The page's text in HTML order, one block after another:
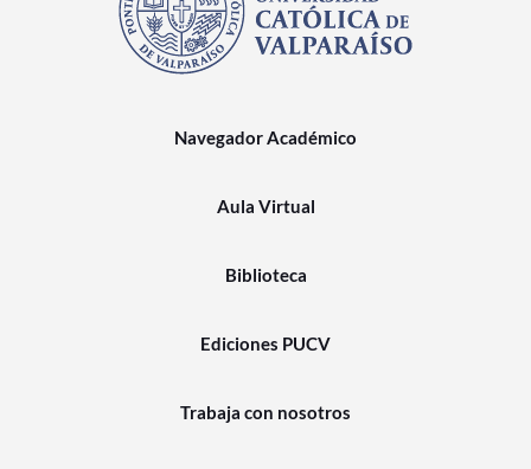
Navegador Académico
Aula Virtual
Biblioteca
Ediciones PUCV
Trabaja con nosotros